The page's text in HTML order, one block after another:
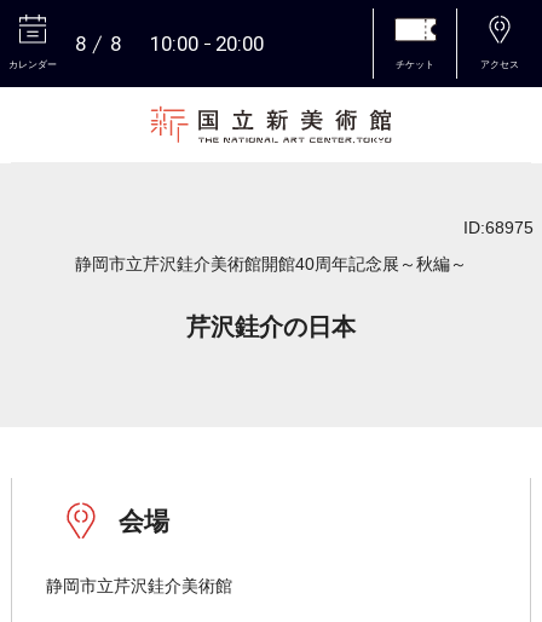
カレンダー
8 8 10:00 20:00
チケット アクセス
ID:68975
静岡市立芹沢銈介美術館開館40周年記念展～秋編～
芹沢銈介の日本
会場
静岡市立芹沢銈介美術館